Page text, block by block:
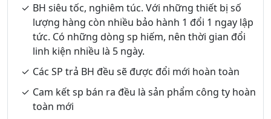
BH siêu tốc, nghiêm túc. Với những thiết bị số
lượng hàng còn nhiều bảo hành 1 đổi 1 ngay lập
tức. Có những dòng sp hiếm, nên thời gian đổi
linh kiện nhiều là 5 ngày.
Các SP trả BH đều sẽ được đổi mới hoàn toàn
Cam kết sp bán ra đều là sản phẩm công ty hoàn
toàn mới